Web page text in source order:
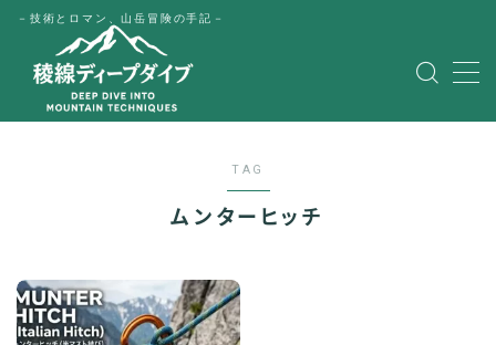
－技術とロマン、山岳冒険の手記－
MENU
Japanese
TAG
ムンターヒッチ